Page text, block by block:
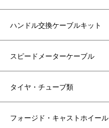
ハンドル交換ケーブルキット
スピードメーターケーブル
タイヤ・チューブ類
フォージド・キャストホイール